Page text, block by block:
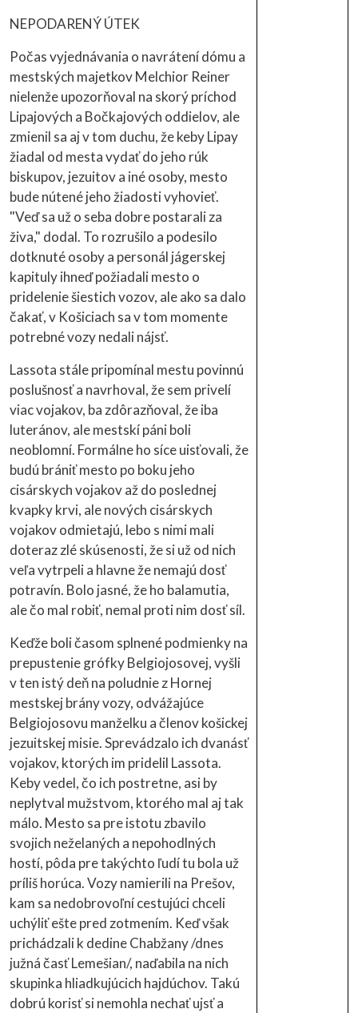
NEPODARENÝ ÚTEK
Počas vyjednávania o navrátení dómu a
mestských majetkov Melchior Reiner
nielenže upozorňoval na skorý príchod
Lipajových a Bočkajových oddielov, ale
zmienil sa aj v tom duchu, že keby Lipay
žiadal od mesta vydať do jeho rúk
biskupov, jezuitov a iné osoby, mesto
bude nútené jeho žiadosti vyhovieť.
"Veď sa už o seba dobre postarali za
živa," dodal. To rozrušilo a podesilo
dotknuté osoby a personál jágerskej
kapituly ihneď požiadali mesto o
pridelenie šiestich vozov, ale ako sa dalo
čakať, v Košiciach sa v tom momente
potrebné vozy nedali nájsť.
Lassota stále pripomínal mestu povinnú
poslušnosť a navrhoval, že sem privelí
viac vojakov, ba zdôrazňoval, že iba
luteránov, ale mestskí páni boli
neoblomní. Formálne ho síce uisťovali, že
budú brániť mesto po boku jeho
cisárskych vojakov až do poslednej
kvapky krvi, ale nových cisárskych
vojakov odmietajú, lebo s nimi mali
doteraz zlé skúsenosti, že si už od nich
veľa vytrpeli a hlavne že nemajú dosť
potravín. Bolo jasné, že ho balamutia,
ale čo mal robiť, nemal proti nim dosť síl.
Keďže boli časom splnené podmienky na
prepustenie grófky Belgiojosovej, vyšli
v ten istý deň na poludnie z Hornej
mestskej brány vozy, odvážajúce
Belgiojosovu manželku a členov košickej
jezuitskej misie. Sprevádzalo ich dvanásť
vojakov, ktorých im pridelil Lassota.
Keby vedel, čo ich postretne, asi by
neplytval mužstvom, ktorého mal aj tak
málo. Mesto sa pre istotu zbavilo
svojich neželaných a nepohodlných
hostí, pôda pre takýchto ľudí tu bola už
príliš horúca. Vozy namierili na Prešov,
kam sa nedobrovoľní cestujúci chceli
uchýliť ešte pred zotmením. Keď však
prichádzali k dedine Chabžany /dnes
južná časť Lemešian/, naďabila na nich
skupinka hliadkujúcich hajdúchov. Takú
dobrú korisť si nemohla nechať ujsť a